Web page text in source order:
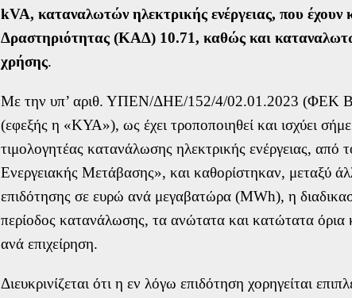
Πείτε μας την
kVA, καταναλωτών ηλεκτρικής ενέργειας, που
Δραστηριότητας (ΚΑΔ) 10.71, καθώς και
χρήσης.
Με την υπ’ αριθ. ΥΠΕΝ/ΔΗΕ/152/4/02.01.2023 (ΦΕΚ
(εφεξής η «ΚΥΑ»), ως έχει τροποποιηθεί και ισχύει
τιμολογητέας κατανάλωσης ηλεκτρικής ενέργειας, από
Ενεργειακής Μετάβασης», και καθορίστηκαν, μεταξύ
επιδότησης σε ευρώ ανά μεγαβατώρα (MWh), η
περίοδος κατανάλωσης, τα ανώτατα και κατώτατα
ανά επιχείρηση.
Διευκρινίζεται ότι η εν λόγω επιδότηση χορηγείται
Φόρμα
Όνομα
Email
Τηλέφωνο *
Αποδέχομαι τη χρήση των